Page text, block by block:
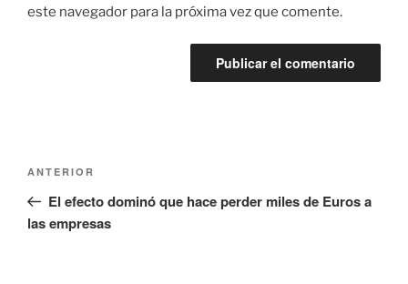
este navegador para la próxima vez que comente.
entradas
Entrada
anterior:
ANTERIOR
El efecto dominó que hace perder miles de Euros a
las empresas